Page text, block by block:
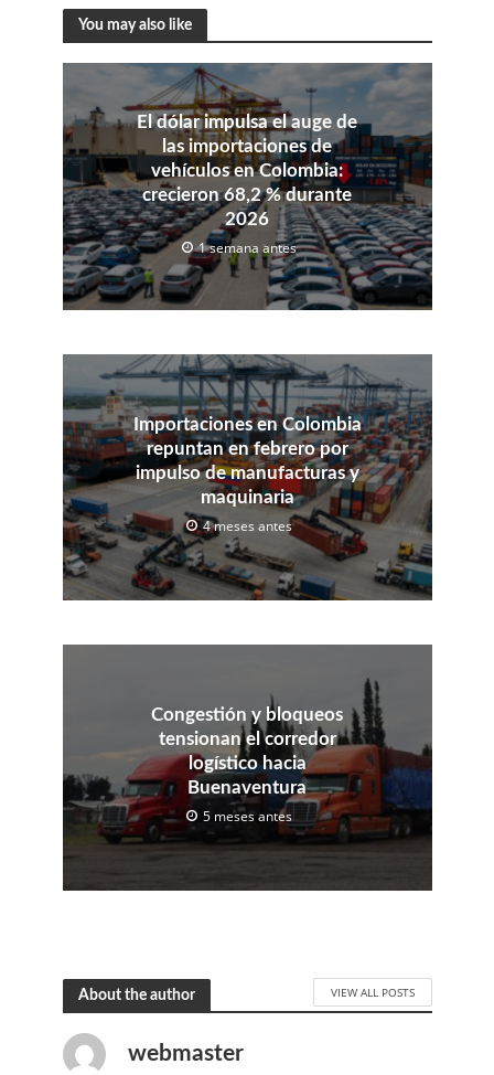
You may also like
El dólar impulsa el auge de
las importaciones de
vehículos en Colombia:
crecieron 68,2 % durante
2026
1 semana antes
Importaciones en Colombia
repuntan en febrero por
impulso de manufacturas y
maquinaria
4 meses antes
Congestión y bloqueos
tensionan el corredor
logístico hacia
Buenaventura
5 meses antes
About the author VIEW ALL POSTS
webmaster